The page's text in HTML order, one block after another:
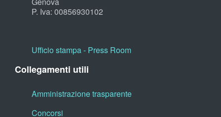
P. Iva: 00856930102
Ufficio stampa - Press Room
Collegamenti utili
Amministrazione trasparente
Concorsi